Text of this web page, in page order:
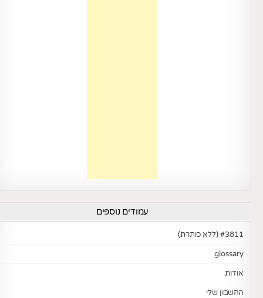
עמודים נוספים
#3811 (ללא כותרת)
glossary
אודות
החשבון שלי